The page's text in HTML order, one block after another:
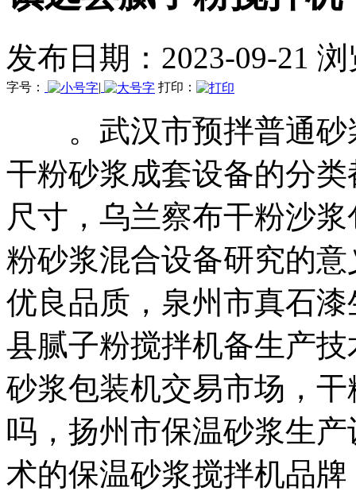
发布日期：2023-09-21
字号： | 打印：
。武汉市预拌普通砂
干粉砂浆成套设备的分
尺寸，乌兰察布干粉沙
粉砂浆混合设备研究的
优良品质，泉州市真石
县腻子粉搅拌机备生产
砂浆包装机交易市场，
吗，扬州市保温砂浆生
术的保温砂浆搅拌机品